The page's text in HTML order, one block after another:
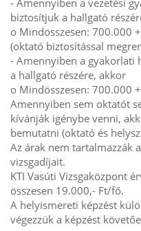
- Amennyiben a vezetési
biztosítjuk a hallgató
o Mindösszesen: 700.000
(oktató biztosítással
- Amennyiben a gyakorlati
a hallgató részére, akkor
o Mindösszesen: 700.000
Amennyiben sem oktatót
kívánják igénybe venni,
bemutatni (oktató és
Az árak nem tartalmazzák
vizsgadíjait.
KTI Vasúti Vizsgaközpont
összesen 19.000,- Ft/fő.
A helyismereti képzést
végezzük a képzést